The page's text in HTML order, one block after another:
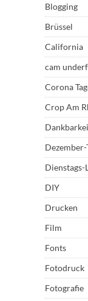
Blogging
Brüssel
California
cam
Corona
Crop Am
Dezember-
Dienstags-
DIY
Drucken
Film
Fonts
Fotodruck
Fotografie